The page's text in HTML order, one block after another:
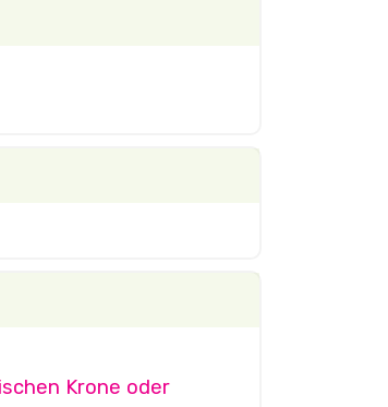
Krone oder